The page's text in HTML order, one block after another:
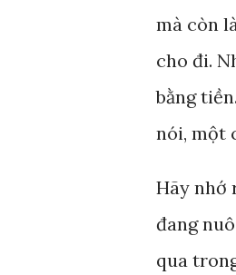
mà còn
cho đi.
bằng
nói, một
Hãy nhớ
đang
qua